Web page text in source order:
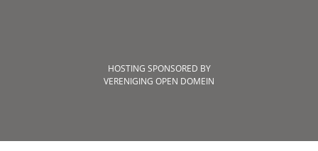
HOSTING SPONSORED BY
VERENIGING OPEN DOMEIN